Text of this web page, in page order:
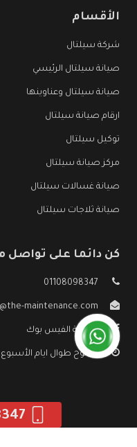
الأقسام
شركة سيلتال
صيانة سيلتال الرئيسي
صيانة سيلتال وعناوينها
ارقام صيانة سيلتال
توكيل سيلتال
مركز صيانة سيلتال
صيانة غسالات سيلتال
صيانة ثلاجات سيلتال
كن دائما على تواصل
01108098347
maintenance.com
صفحة الفيس بوك
مفتوح طوال ايام الأسبوع